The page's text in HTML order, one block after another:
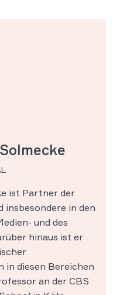
ist Partner der
insbesondere in den
und des
hinaus ist er
in diesen Bereichen
an der CBS